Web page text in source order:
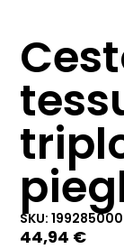
SKU:
44,94 €